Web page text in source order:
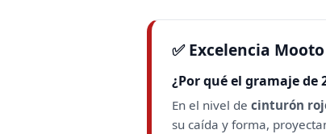
✅ Excelencia
¿Por qué el gramaje de
En el nivel de cinturón
su caída y forma,